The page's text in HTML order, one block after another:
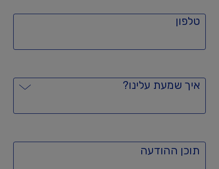
טלפון
איך שמעת עלינו?